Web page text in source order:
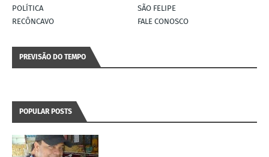
POLÍTICA
SÃO FELIPE
RECÔNCAVO
FALE CONOSCO
PREVISÃO DO TEMPO
POPULAR POSTS